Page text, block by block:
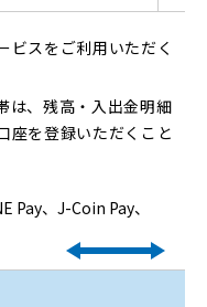
ビスをご利用いただく
は、残高・入出金明細
座を登録いただくこと
Pay、J-Coin Pay、